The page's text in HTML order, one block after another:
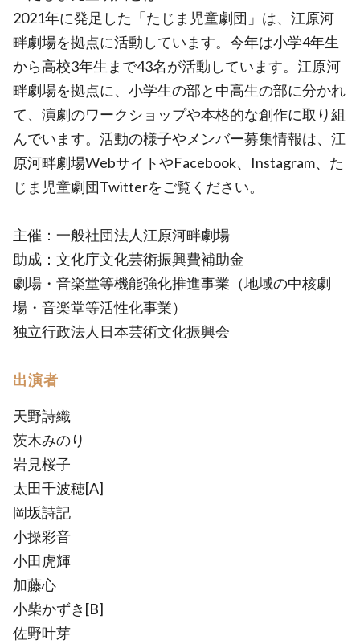
2021年に発足した「たじま児童劇団」は、江原河
畔劇場を拠点に活動しています。今年は小学4年生
から高校3年生まで43名が活動しています。江原河
畔劇場を拠点に、小学生の部と中高生の部に分かれ
て、演劇のワークショップや本格的な創作に取り組
んでいます。活動の様子やメンバー募集情報は、江
原河畔劇場WebサイトやFacebook、Instagram、た
じま児童劇団Twitterをご覧ください。
主催：一般社団法人江原河畔劇場
助成：文化庁文化芸術振興費補助金
劇場・音楽堂等機能強化推進事業（地域の中核劇
場・音楽堂等活性化事業）
独立行政法人日本芸術文化振興会
出演者
天野詩織
茨木みのり
岩見桜子
太田千波穂[A]
岡坂詩記
小操彩音
小田虎輝
加藤心
小柴かずき[B]
佐野叶芽